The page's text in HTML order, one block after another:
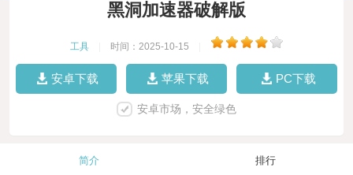
黑洞加速器破解版
工具 时间：2025-10-15
安卓下载 苹果下载 PC下载
安卓市场，安全绿色
简介 排行